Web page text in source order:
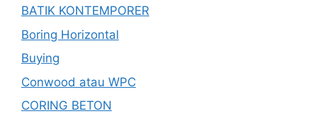
BATIK KONTEMPORER
Boring Horizontal
Buying
Conwood atau WPC
CORING BETON